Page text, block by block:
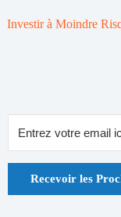
Investir à Moindre
Recevoir les